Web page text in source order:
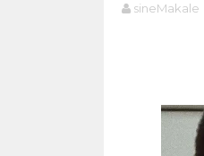
sineMakale